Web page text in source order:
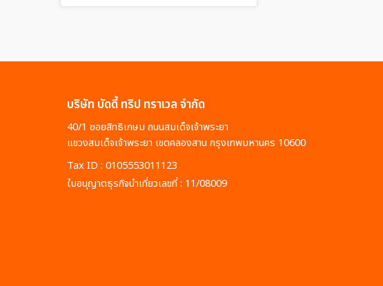
บริษัท บัดดี้ ทริป ทราเวล จำกัด
40/1 ซอยสิทธิเกษม ถนนสมเด็จเจ้าพระยา
แขวงสมเด็จเจ้าพระยา เขตคลองสาน กรุงเทพมหานคร 10600
Tax ID : 0105553011123
ใบอนุญาตธุรกิจนำเที่ยวเลขที่ : 11/08009